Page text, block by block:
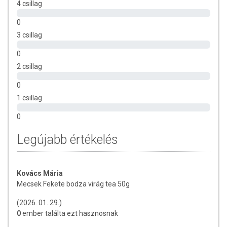
Tárolás:
4 csillag
0
3 csillag
0
2 csillag
0
1 csillag
0
Legújabb értékelés
Kovács Mária
Mecsek Fekete bodza virág tea 50g
(2026. 01. 29.)
0ember találta ezt hasznosnak